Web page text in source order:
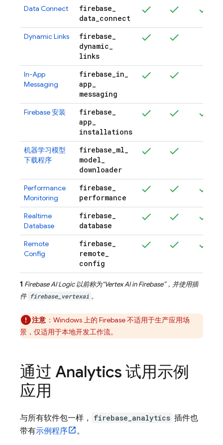
Data Connect firebase_
data_connect
Dynamic Links firebase_
dynamic_
links
In-App
Messaging
firebase_in_
app_
messaging
Firebase安装 firebase_
app_
installations
机器学习模型
下载程序
firebase_ml_
model_
downloader
Performance
Monitoring
firebase_
performance
Realtime
Database
firebase_
database
Remote
Config
firebase_
remote_
config
1 Firebase AI Logic以前称为“Vertex AI in Firebase”，并使用插
件 firebase_vertexai 。
注意 ：Windows 上的 Firebase 不适用于生产应用场
景，仅适用于本地开发工作流。
通过 Analytics 试用示例
应用
与所有软件包一样， firebase_analytics 插件也
带有示例程序
。